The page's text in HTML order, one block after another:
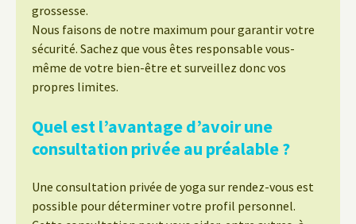
grossesse.
Nous faisons de notre maximum pour garantir votre
sécurité. Sachez que vous êtes responsable vous-
même de votre bien-être et surveillez donc vos
propres limites.
Quel est l’avantage d’avoir une
consultation privée au préalable ?
Une consultation privée de yoga sur rendez-vous est
possible pour déterminer votre profil personnel.